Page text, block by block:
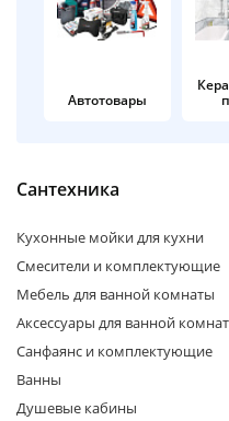
Автотовары
Сантехника
Кухонные мойки для кухни
Смесители и комплектующие
Мебель для ванной комнаты
Аксессуары для ванной
Санфаянс и комплектующие
Ванны
Душевые кабины